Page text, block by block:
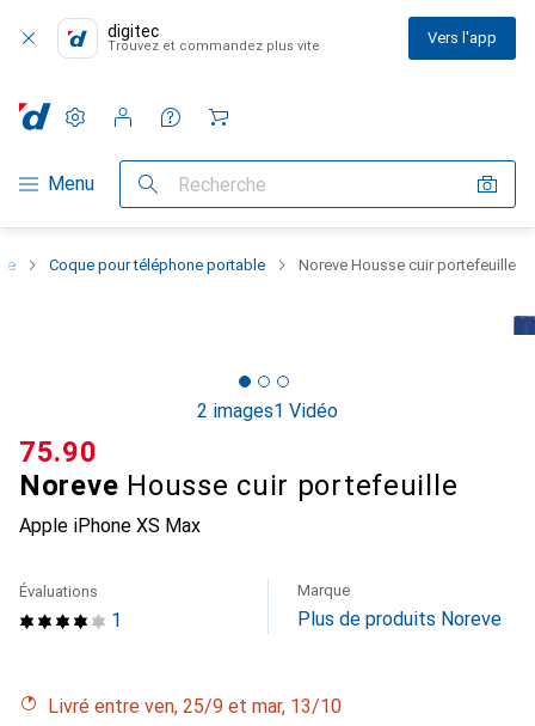
digitec
Trouvez et commandez plus vite Vers l'app
Navigation par catégorie
Menu Recherche
Paramètres
Compte client
Listes de comparaison
Listes d'envies
Panier
Coque pour téléphone portable Noreve Housse cuir portefeuille
2 images1 Vidéo
Noreve Housse cuir portefeuille
Apple iPhone XS Max
CHF
75.90
1
Évaluations Marque
Plus de produits Noreve
Livré entre ven, 25/9 et mar, 13/10